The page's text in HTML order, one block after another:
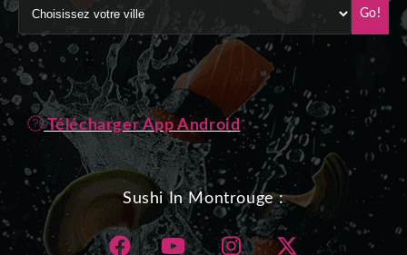
Go!
Télécharger App Android
Sushi In Montrouge :